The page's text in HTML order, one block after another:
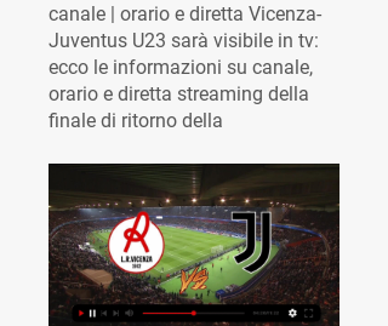
canale | orario e diretta Vicenza-
Juventus U23 sarà visibile in tv:
ecco le informazioni su canale,
orario e diretta streaming della
finale di ritorno della